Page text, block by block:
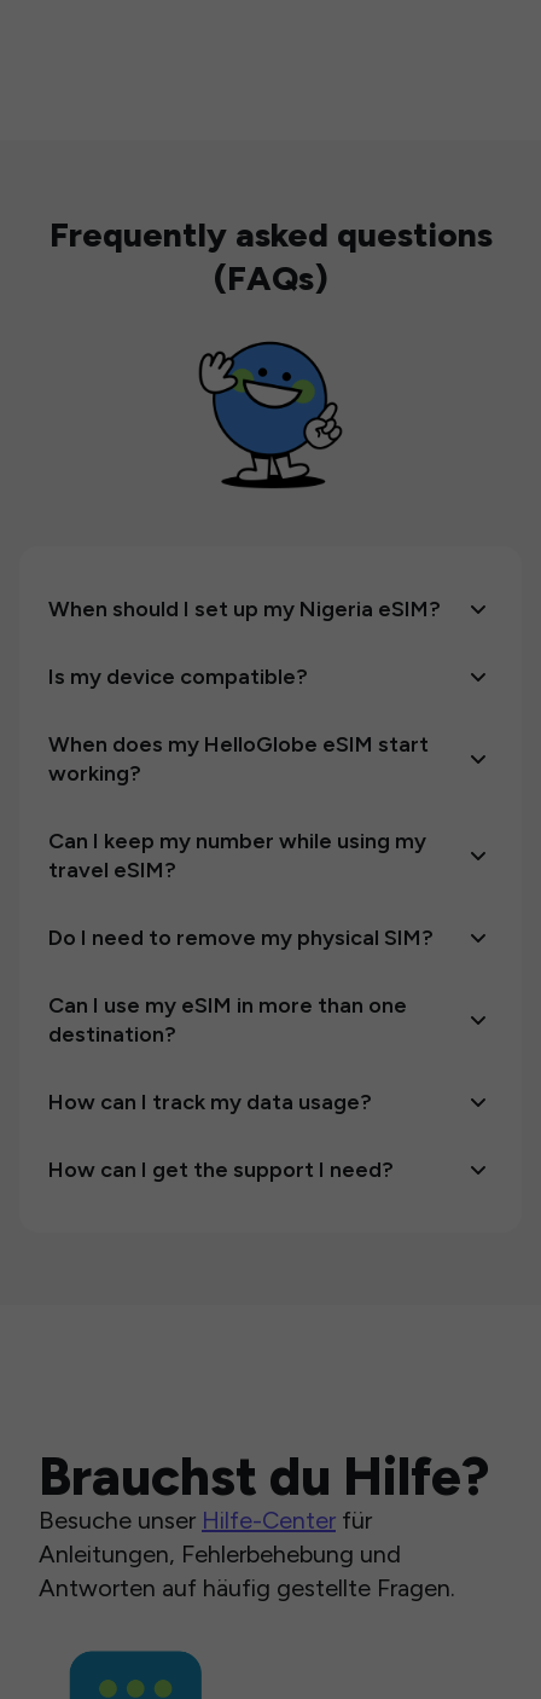
Frequently asked questions
(FAQs)
When should I set up my Nigeria eSIM?
Is my device compatible?
When does my HelloGlobe eSIM start
working?
Can I keep my number while using my
travel eSIM?
Do I need to remove my physical SIM?
Can I use my eSIM in more than one
destination?
How can I track my data usage?
How can I get the support I need?
Brauchst du Hilfe?
Besuche unser Hilfe-Center für
Anleitungen, Fehlerbehebung und
Antworten auf häufig gestellte Fragen.